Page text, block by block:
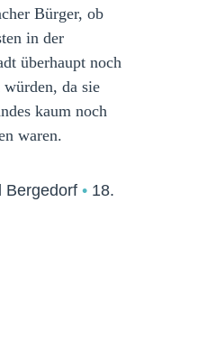
Bürger, ob
in der
überhaupt noch
da sie
kaum noch
waren.
Bergedorf
18.